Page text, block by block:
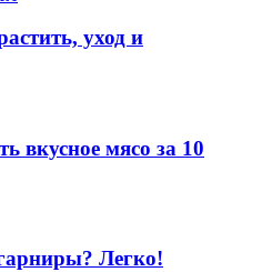
уход и
вкусное мясо за 10
Легко!